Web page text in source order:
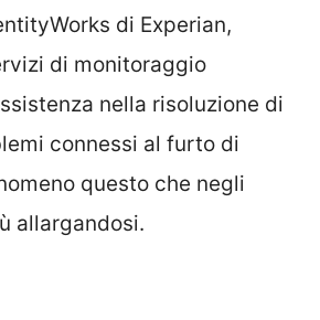
di Experian,
di monitoraggio
nella risoluzione di
connessi al furto di
questo che negli
allargandosi.